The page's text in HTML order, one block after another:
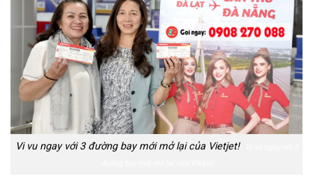
Vi vu ngay với 3 đường bay mới mở lại của Vietjet!